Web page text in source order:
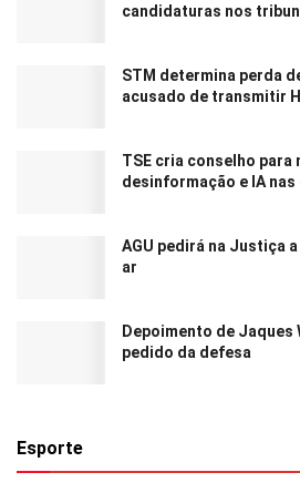
candidaturas nos
STM determina perda
acusado de transmitir
TSE cria conselho para
desinformação e IA nas
AGU pedirá na Justiça
ar
Depoimento de Jaques
pedido da defesa
Esporte